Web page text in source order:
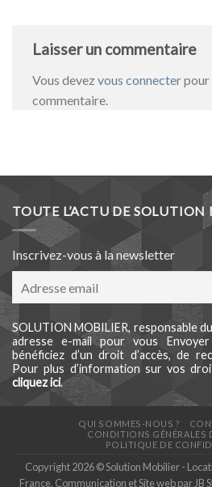
Laisser un commentaire
Vous devez vous connecterpour
commentaire.
TOUTE L’ACTU DE SOLUTION
Inscrivez-vous à la newsletter
SOLUTION MOBILIER, responsable
adresse e-mail pour vous
bénéficiez d’un droit d’accès, de
Pour plus d’information sur vos
cliquez ici.
QUI SOMMES-NOUS ?
CONDITIONS GÉNÉRALES
POLITIQUE DE
Copyright 2026 © Solution Mobilier -
France. Communication et Site web par JB